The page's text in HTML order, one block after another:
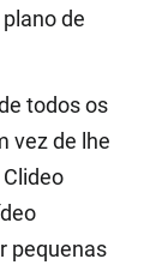
de
todos os
vez de lhe
pequenas